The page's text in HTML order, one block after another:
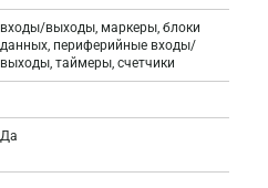
входы/выходы, маркеры, блоки
данных, периферийные входы/
выходы, таймеры, счетчики
Да